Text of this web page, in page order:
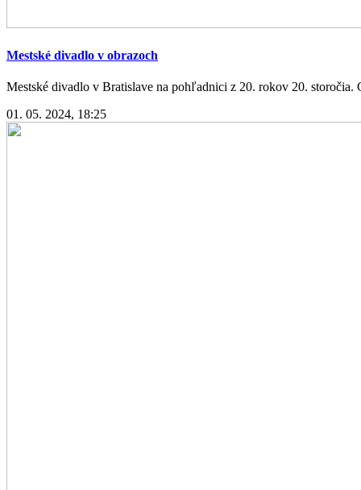
Mestské divadlo v obrazoch
Mestské divadlo v Bratislave na pohľadnici z 20. rokov 20. storočia.
01. 05. 2024, 18:25